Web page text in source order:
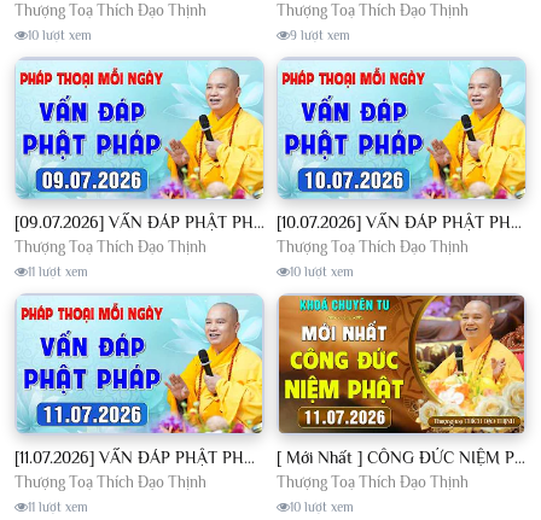
Thượng Toạ Thích Đạo Thịnh
10 lượt xem
Thượng Toạ Thích Đạo Thịnh
9 lượt xem
[09.07.2026] VẤN ĐÁP PHẬT PHÁP - Nghe Thầy giảng Pháp mỗi ngày CÔNG ĐỨC VÔ LƯỢNG│TT. Thích Đạo Thịnh
Thượng Toạ Thích Đạo Thịnh
11 lượt xem
[10.07.2026] VẤN ĐÁP PHẬT PHÁP - Nghe Thầy giảng Pháp mỗi ngày CÔNG ĐỨC VÔ LƯỢNG│TT. Thích Đạo Thịnh
Thượng Toạ Thích Đạo Thịnh
10 lượt xem
[11.07.2026] VẤN ĐÁP PHẬT PHÁP - Nghe Thầy giảng Pháp mỗi ngày CÔNG ĐỨC VÔ LƯỢNG│TT. Thích Đạo Thịnh
Thượng Toạ Thích Đạo Thịnh
11 lượt xem
[ Mới Nhất ] CÔNG ĐỨC NIỆM PHẬT - Khoá Chuyên Tu Chùa Khai Nguyên 11/07/2026 | TT. Thích Đạo Thịnh
Thượng Toạ Thích Đạo Thịnh
10 lượt xem